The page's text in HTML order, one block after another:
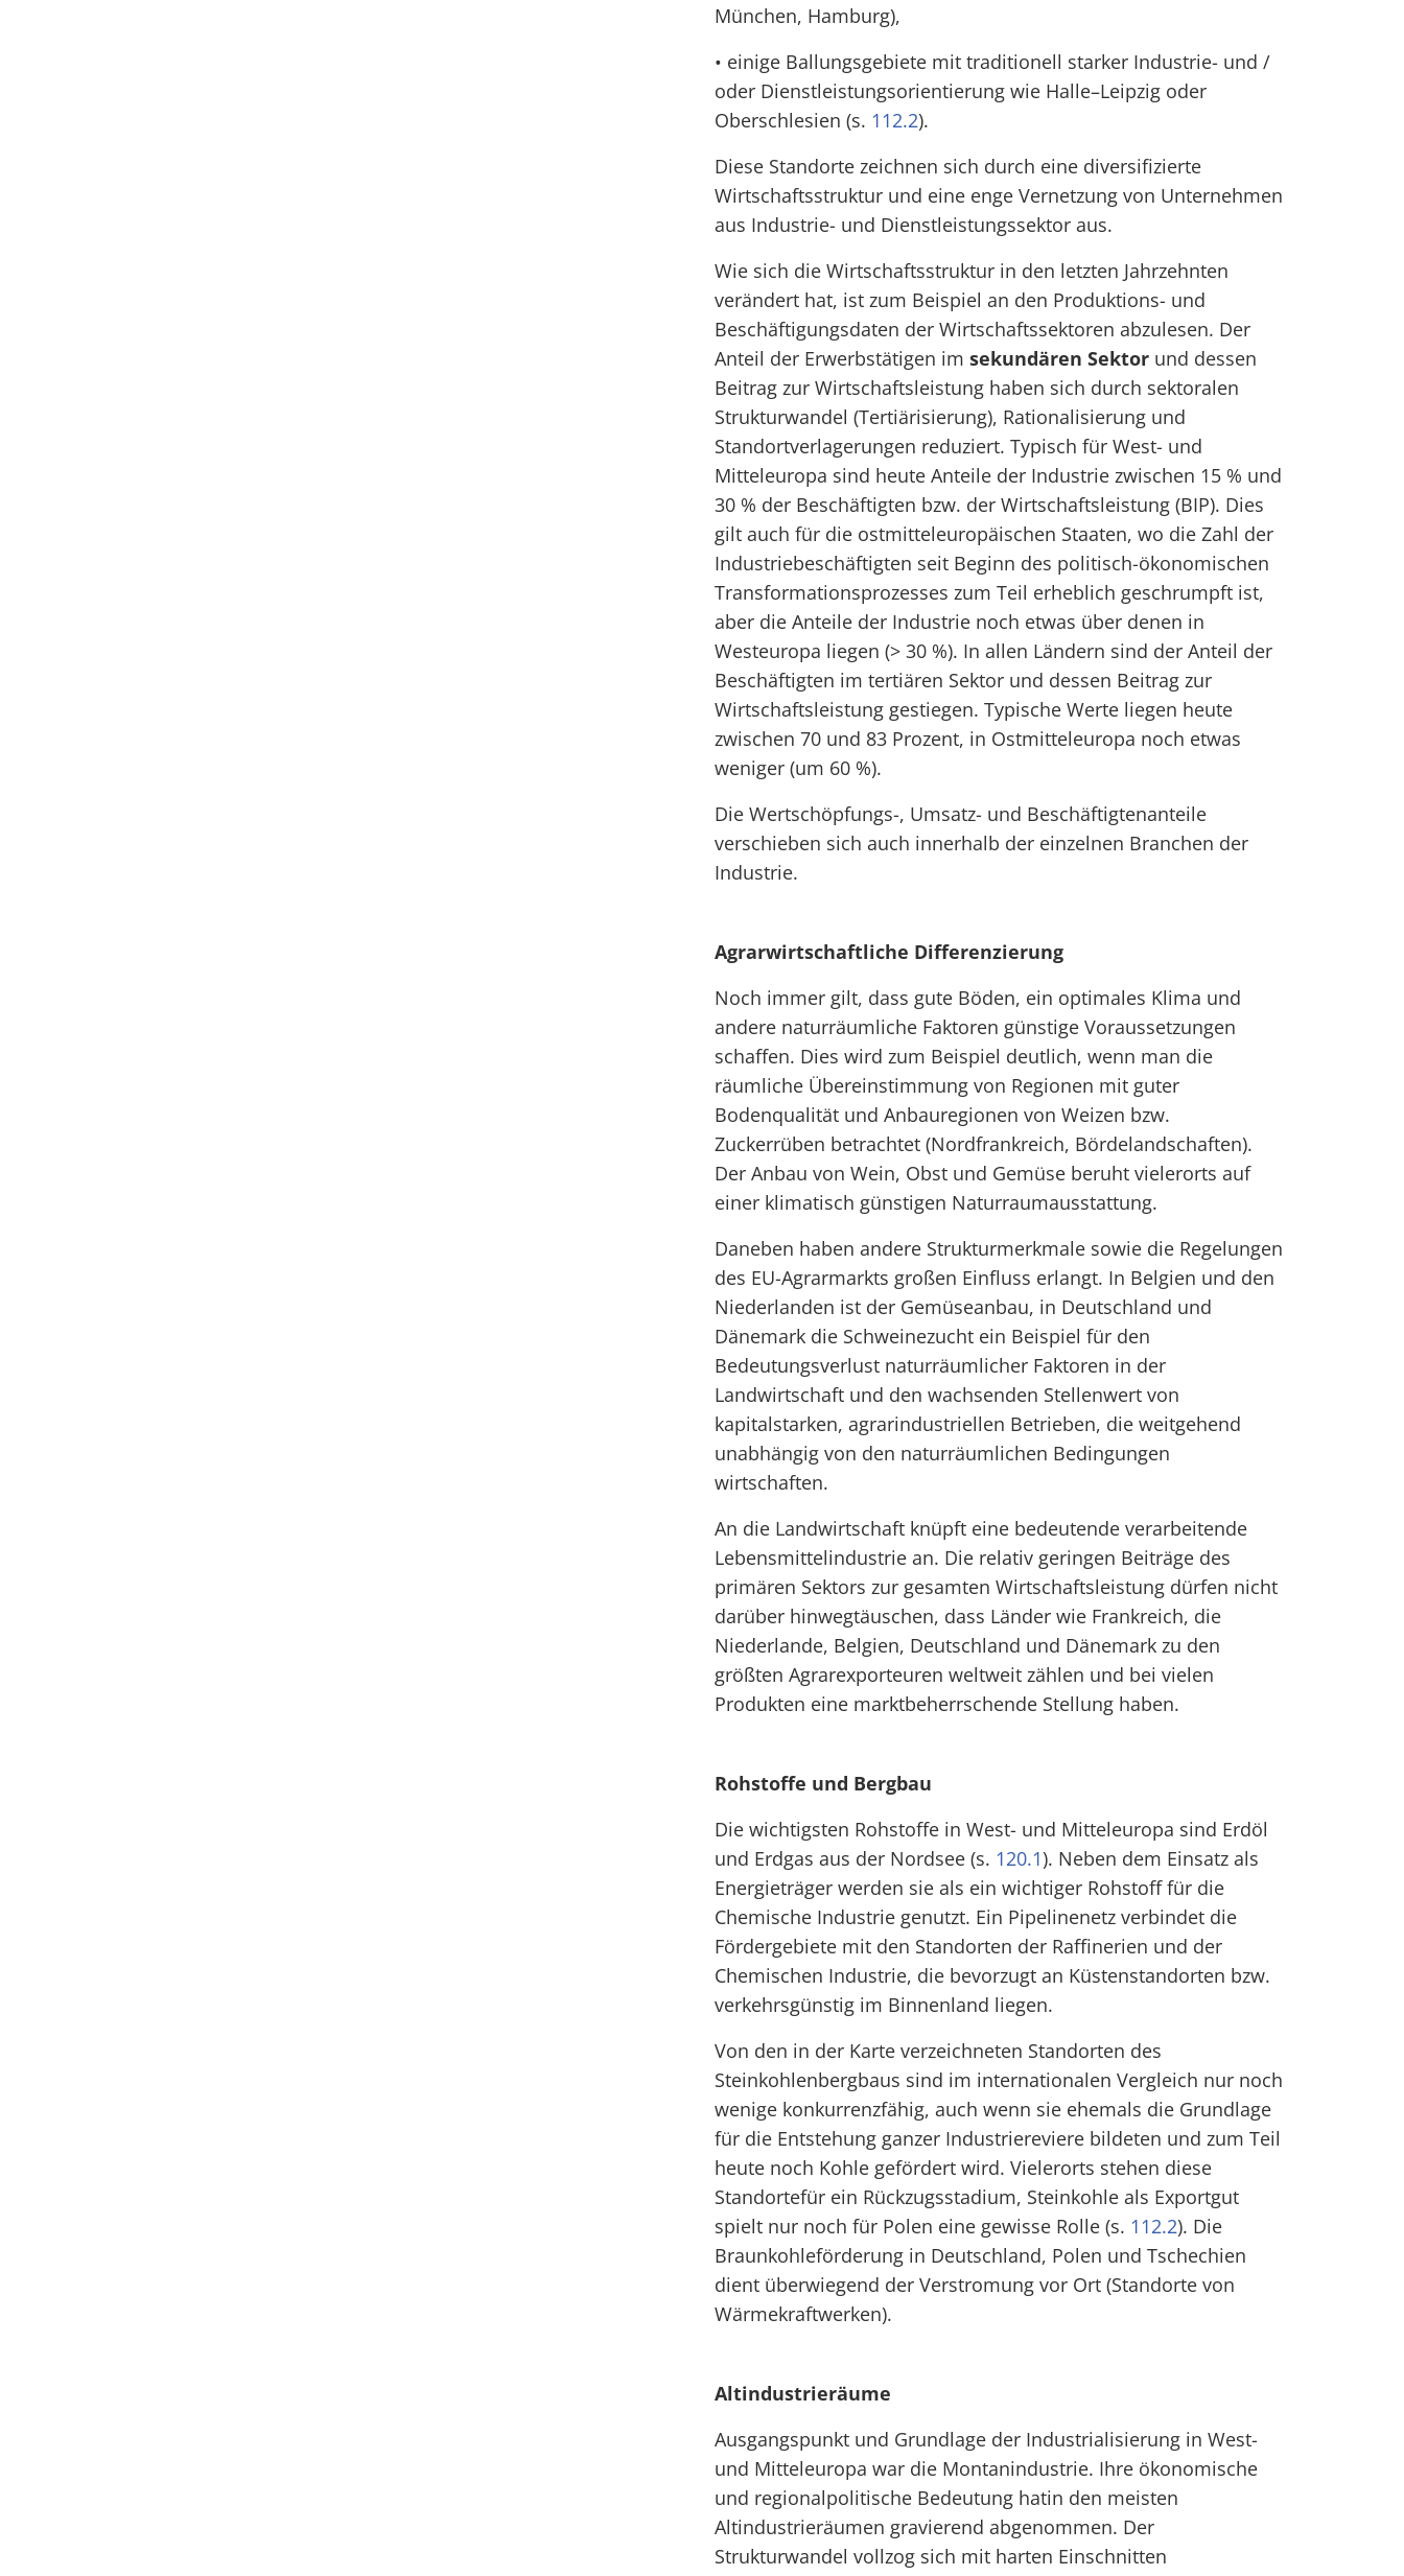
München, Hamburg),
• einige Ballungsgebiete mit traditionell starker Industrie- und /
oder Dienstleistungsorientierung wie Halle–Leipzig oder
Oberschlesien (s. 112.2).
Diese Standorte zeichnen sich durch eine diversifizierte
Wirtschaftsstruktur und eine enge Vernetzung von Unternehmen
aus Industrie- und Dienstleistungssektor aus.
Wie sich die Wirtschaftsstruktur in den letzten Jahrzehnten
verändert hat, ist zum Beispiel an den Produktions- und
Beschäftigungsdaten der Wirtschaftssektoren abzulesen. Der
Anteil der Erwerbstätigen im sekundären Sektor und dessen
Beitrag zur Wirtschaftsleistung haben sich durch sektoralen
Strukturwandel (Tertiärisierung), Rationalisierung und
Standortverlagerungen reduziert. Typisch für West- und
Mitteleuropa sind heute Anteile der Industrie zwischen 15 % und
30 % der Beschäftigten bzw. der Wirtschaftsleistung (BIP). Dies
gilt auch für die ostmitteleuropäischen Staaten, wo die Zahl der
Industriebeschäftigten seit Beginn des politisch-ökonomischen
Transformationsprozesses zum Teil erheblich geschrumpft ist,
aber die Anteile der Industrie noch etwas über denen in
Westeuropa liegen (> 30 %). In allen Ländern sind der Anteil der
Beschäftigten im tertiären Sektor und dessen Beitrag zur
Wirtschaftsleistung gestiegen. Typische Werte liegen heute
zwischen 70 und 83 Prozent, in Ostmitteleuropa noch etwas
weniger (um 60 %).
Die Wertschöpfungs-, Umsatz- und Beschäftigtenanteile
verschieben sich auch innerhalb der einzelnen Branchen der
Industrie.
Agrarwirtschaftliche Differenzierung
Noch immer gilt, dass gute Böden, ein optimales Klima und
andere naturräumliche Faktoren günstige Voraussetzungen
schaffen. Dies wird zum Beispiel deutlich, wenn man die
räumliche Übereinstimmung von Regionen mit guter
Bodenqualität und Anbauregionen von Weizen bzw.
Zuckerrüben betrachtet (Nordfrankreich, Bördelandschaften).
Der Anbau von Wein, Obst und Gemüse beruht vielerorts auf
einer klimatisch günstigen Naturraumausstattung.
Daneben haben andere Strukturmerkmale sowie die Regelungen
des EU-Agrarmarkts großen Einfluss erlangt. In Belgien und den
Niederlanden ist der Gemüseanbau, in Deutschland und
Dänemark die Schweinezucht ein Beispiel für den
Bedeutungsverlust naturräumlicher Faktoren in der
Landwirtschaft und den wachsenden Stellenwert von
kapitalstarken, agrarindustriellen Betrieben, die weitgehend
unabhängig von den naturräumlichen Bedingungen
wirtschaften.
An die Landwirtschaft knüpft eine bedeutende verarbeitende
Lebensmittelindustrie an. Die relativ geringen Beiträge des
primären Sektors zur gesamten Wirtschaftsleistung dürfen nicht
darüber hinwegtäuschen, dass Länder wie Frankreich, die
Niederlande, Belgien, Deutschland und Dänemark zu den
größten Agrarexporteuren weltweit zählen und bei vielen
Produkten eine marktbeherrschende Stellung haben.
Rohstoffe und Bergbau
Die wichtigsten Rohstoffe in West- und Mitteleuropa sind Erdöl
und Erdgas aus der Nordsee (s. 120.1). Neben dem Einsatz als
Energieträger werden sie als ein wichtiger Rohstoff für die
Chemische Industrie genutzt. Ein Pipelinenetz verbindet die
Fördergebiete mit den Standorten der Raffinerien und der
Chemischen Industrie, die bevorzugt an Küstenstandorten bzw.
verkehrsgünstig im Binnenland liegen.
Von den in der Karte verzeichneten Standorten des
Steinkohlenbergbaus sind im internationalen Vergleich nur noch
wenige konkurrenzfähig, auch wenn sie ehemals die Grundlage
für die Entstehung ganzer Industriereviere bildeten und zum Teil
heute noch Kohle gefördert wird. Vielerorts stehen diese
Standortefür ein Rückzugsstadium, Steinkohle als Exportgut
spielt nur noch für Polen eine gewisse Rolle (s. 112.2). Die
Braunkohleförderung in Deutschland, Polen und Tschechien
dient überwiegend der Verstromung vor Ort (Standorte von
Wärmekraftwerken).
Altindustrieräume
Ausgangspunkt und Grundlage der Industrialisierung in West-
und Mitteleuropa war die Montanindustrie. Ihre ökonomische
und regionalpolitische Bedeutung hatin den meisten
Altindustrieräumen gravierend abgenommen. Der
Strukturwandel vollzog sich mit harten Einschnitten